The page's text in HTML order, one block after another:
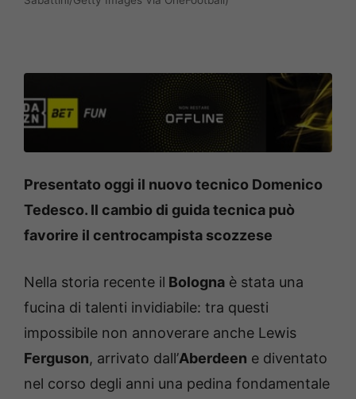
Presentato oggi il nuovo tecnico Domenico
Tedesco. Il cambio di guida tecnica può
favorire il centrocampista scozzese
Nella storia recente il Bologna è stata una
fucina di talenti invidiabile: tra questi
impossibile non annoverare anche Lewis
Ferguson, arrivato dall’Aberdeen e diventato
nel corso degli anni una pedina fondamentale